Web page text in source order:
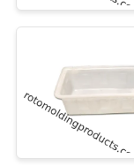
ราคา
แผนผัง
เว็บไซต์
ถังพั
สั่ง